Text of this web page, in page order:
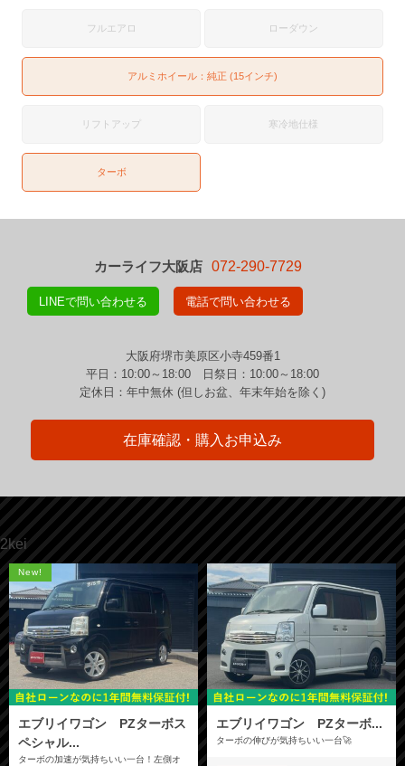
フルエアロ ローダウン
アルミホイール：純正 (15インチ)
リフトアップ 寒冷地仕様
ターボ
カーライフ大阪店 072-290-7729
LINEで問い合わせる 電話で問い合わせる
大阪府堺市美原区小寺459番1
平日：10:00～18:00 日祭日：10:00～18:00
定休日：年中無休 (但しお盆、年末年始を除く)
在庫確認・購入お申込み
2kei
New!
エブリイワゴン PZターボス
ペシャル...
ターボの加速が気持ちいい一台！左側オ
エブリイワゴン PZターボ...
ターボの伸びが気持ちいい一台🚀